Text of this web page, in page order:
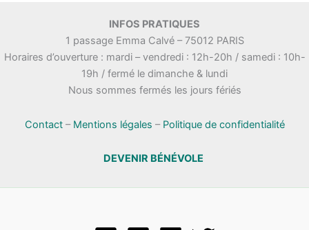
INFOS PRATIQUES
1 passage Emma Calvé – 75012 PARIS
Horaires d’ouverture : mardi – vendredi : 12h-20h / samedi : 10h-
19h / fermé le dimanche & lundi
Nous sommes fermés les jours fériés
Contact– Mentions légales – Politique de confidentialité
DEVENIR BÉNÉVOLE